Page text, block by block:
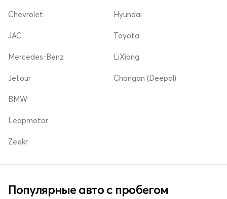
Chevrolet Hyundai
JAC
Mercedes-Benz
Jetour
Toyota
LiXiang
Changan (Deepal)
BMW
Leapmotor
Zeekr
Популярные авто с пробегом